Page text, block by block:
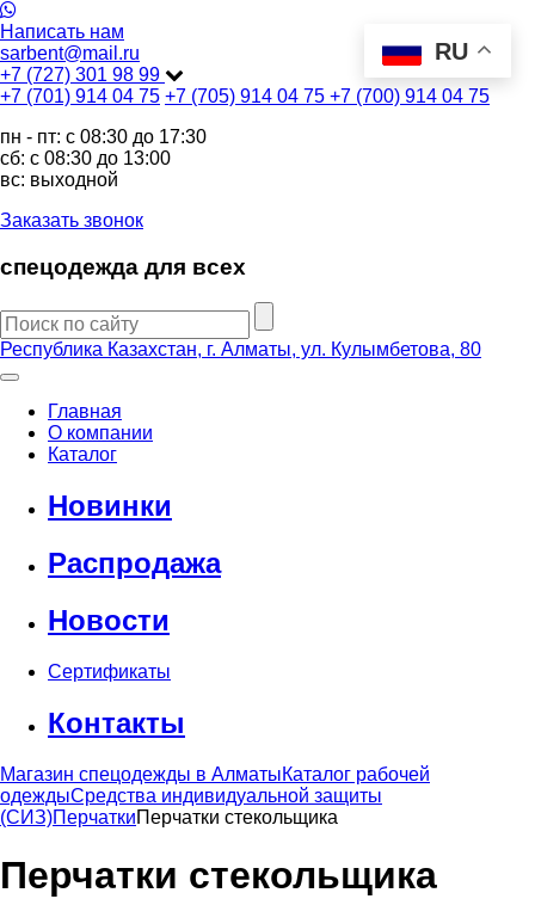
Написать нам
sarbent@mail.ru
+7 (727) 301 98 99
+7 (701) 914 04 75 +7 (705) 914 04 75 +7 (700) 914 04 75
пн - пт: c 08:30 до 17:30
сб: c 08:30 до 13:00
вс: выходной
Заказать звонок
спецодежда для всех
Республика Казахстан, г. Алматы, ул. Кулымбетова, 80
Главная
О компании
Каталог
Новинки
Распродажа
Новости
Сертификаты
Контакты
Магазин спецодежды в АлматыКаталог рабочей
одеждыСредства индивидуальной защиты
(СИЗ)ПерчаткиПерчатки стекольщика
Перчатки стекольщика
RU